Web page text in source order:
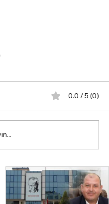
Kurtuldu
0.0 / 5 (0)